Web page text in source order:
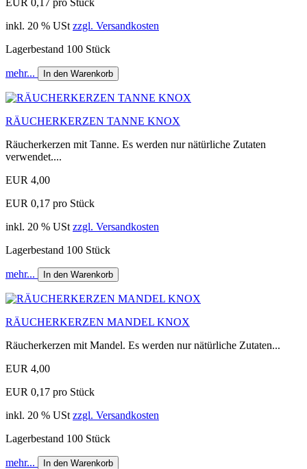
inkl. 20 % USt zzgl. Versandkosten
Lagerbestand 100 Stück
mehr... In den Warenkorb
RÄUCHERKERZEN TANNE KNOX
Räucherkerzen mit Tanne. Es werden nur nätürliche Zutaten
verwendet....
EUR 4,00
EUR 0,17 pro Stück
inkl. 20 % USt zzgl. Versandkosten
Lagerbestand 100 Stück
mehr... In den Warenkorb
RÄUCHERKERZEN MANDEL KNOX
Räucherkerzen mit Mandel. Es werden nur nätürliche Zutaten...
EUR 4,00
EUR 0,17 pro Stück
inkl. 20 % USt zzgl. Versandkosten
Lagerbestand 100 Stück
mehr... In den Warenkorb